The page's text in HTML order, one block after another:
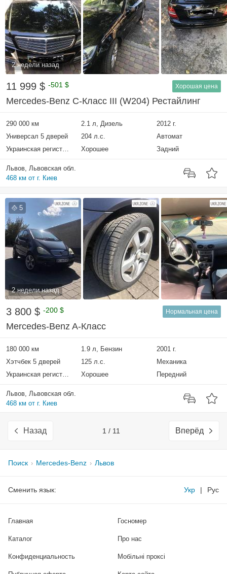
2 недели назад
11 999 $ -501 $ Хорошая цена
Mercedes-Benz C-Класс III (W204) Рестайлинг
290 000 км 2.1 л, Дизель
2012 г.
Универсал 5 дверей
204 л.с.
Автомат
Украинская регистрация
Хорошее Задний
Львов, Львовская обл.
468 км от г. Киев
5
2 недели назад
3 800 $ -200 $ Нормальная цена
Mercedes-Benz A-Класс
180 000 км 1.9 л, Бензин
2001 г.
Хэтчбек 5 дверей
125 л.с.
Механика
Украинская регистрация
Хорошее Передний
Львов, Львовская обл.
468 км от г. Киев
Назад 1 / 11 Вперёд
Поиск Mercedes-Benz Львов
Сменить язык: Укр | Рус
Главная
Каталог
Госномер
Про нас
Конфиденциальность Мобільні проксі